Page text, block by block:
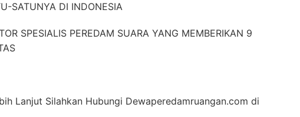
SATUNYA DI INDONESIA
SPESIALIS PEREDAM SUARA YANG MEMBERIKAN 9
Lanjut Silahkan Hubungi Dewaperedamruangan.com di